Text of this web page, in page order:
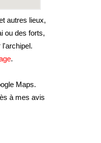
autres lieux,
ou des forts,
.
Maps.
à mes avis